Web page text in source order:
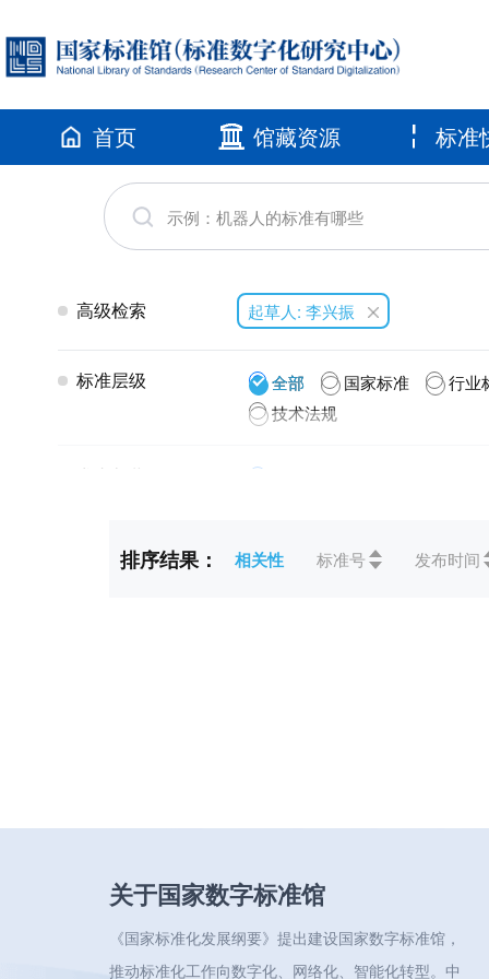
首页 馆藏资源 标准
高级检索 起草人: 李兴振
标准层级 全部 国家标准
行业
技术法规
发布年代
排序结果： 相关性 标准号 发布时间
关于国家数字标准馆
《国家标准化发展纲要》提出建设国家数字标准馆，
推动标准化工作向数字化、网络化、智能化转型。中